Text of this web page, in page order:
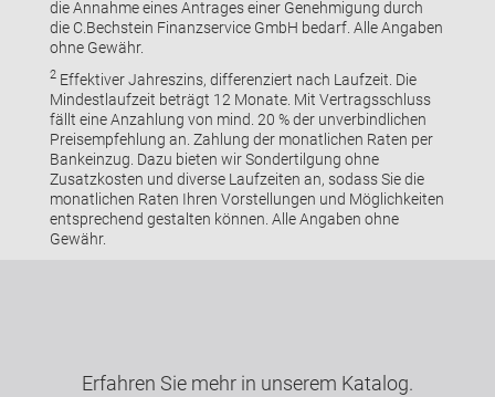
die Annahme eines Antrages einer Genehmigung durch
die C.Bechstein Finanzservice GmbH bedarf. Alle Angaben
ohne Gewähr.
2Effektiver Jahreszins, differenziert nach Laufzeit. Die
Mindestlaufzeit beträgt 12 Monate. Mit Vertragsschluss
fällt eine Anzahlung von mind. 20 % der unverbindlichen
Preisempfehlung an. Zahlung der monatlichen Raten per
Bankeinzug. Dazu bieten wir Sondertilgung ohne
Zusatzkosten und diverse Laufzeiten an, sodass Sie die
monatlichen Raten Ihren Vorstellungen und Möglichkeiten
entsprechend gestalten können. Alle Angaben ohne
Gewähr.
Erfahren Sie mehr in unserem Katalog.